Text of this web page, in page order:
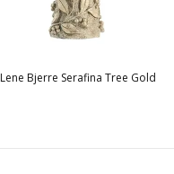
Lene Bjerre Serafina Tree Gold